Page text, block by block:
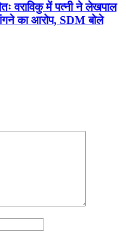
वराविकु में पत्नी ने लेखपाल
का आरोप, SDM बोले